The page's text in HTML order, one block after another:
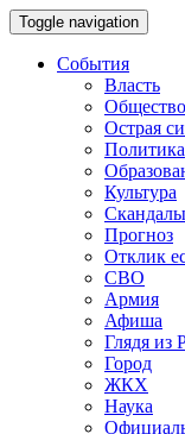
Toggle navigation
События
Власть
Общество
Острая
Политика
Культура
Скандалы
Прогноз
Отклик
СВО
Армия
Афиша
Глядя из
Город
ЖКХ
Наука